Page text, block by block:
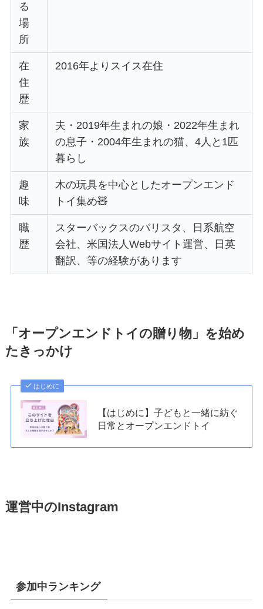
る
場
所
在
住
歴
2016年よりスイス在住
家
族
夫・2019年生まれの娘・2022年生まれ
の息子・2004年生まれの猫、4人と1匹
暮らし
趣
味
木の玩具を中心としたオープンエンド
トイ集め🧸
職
歴
スターバックスのバリスタ、日系航空
会社、米国法人Webサイト運営、日英
翻訳、等の経験があります
「オープンエンドトイの贈り物」を始め
たきっかけ
はじめに
【はじめに】子どもと一緒に紡ぐ
日常とオープンエンドトイ
運営中のInstagram
参加中ランキング